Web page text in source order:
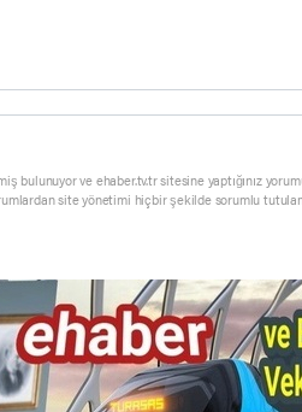
bulunuyor ve ehaber.tv.tr sitesine yaptığınız
site yönetimi hiçbir şekilde sorumlu